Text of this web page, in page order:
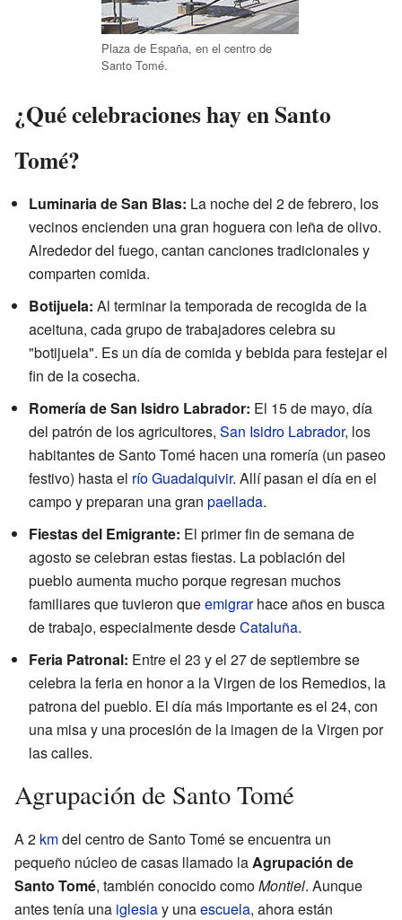
Plaza de España, en el centro de
Santo Tomé.
¿Qué celebraciones hay en Santo
Tomé?
Luminaria de San Blas: La noche del 2 de febrero, los
vecinos encienden una gran hoguera con leña de olivo.
Alrededor del fuego, cantan canciones tradicionales y
comparten comida.
Botijuela: Al terminar la temporada de recogida de la
aceituna, cada grupo de trabajadores celebra su
"botijuela". Es un día de comida y bebida para festejar el
fin de la cosecha.
Romería de San Isidro Labrador: El 15 de mayo, día
del patrón de los agricultores, San Isidro Labrador, los
habitantes de Santo Tomé hacen una romería (un paseo
festivo) hasta el río Guadalquivir. Allí pasan el día en el
campo y preparan una gran paellada.
Fiestas del Emigrante: El primer fin de semana de
agosto se celebran estas fiestas. La población del
pueblo aumenta mucho porque regresan muchos
familiares que tuvieron queemigrarhace años en busca
de trabajo, especialmente desdeCataluña.
Feria Patronal: Entre el 23 y el 27 de septiembre se
celebra la feria en honor a la Virgen de los Remedios, la
patrona del pueblo. El día más importante es el 24, con
una misa y una procesión de la imagen de la Virgen por
las calles.
Agrupación de Santo Tomé
A 2 kmdel centro de Santo Tomé se encuentra un
pequeño núcleo de casas llamado laAgrupación de
Santo Tomé, también conocido comoMontiel. Aunque
antes tenía una iglesiay unaescuela, ahora están